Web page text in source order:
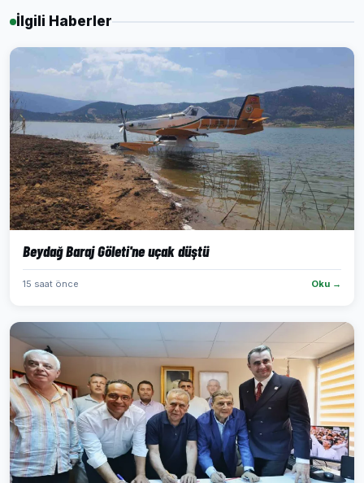
İlgili Haberler
Beydağ Baraj Göleti'ne uçak düştü
15 saat önce Oku →